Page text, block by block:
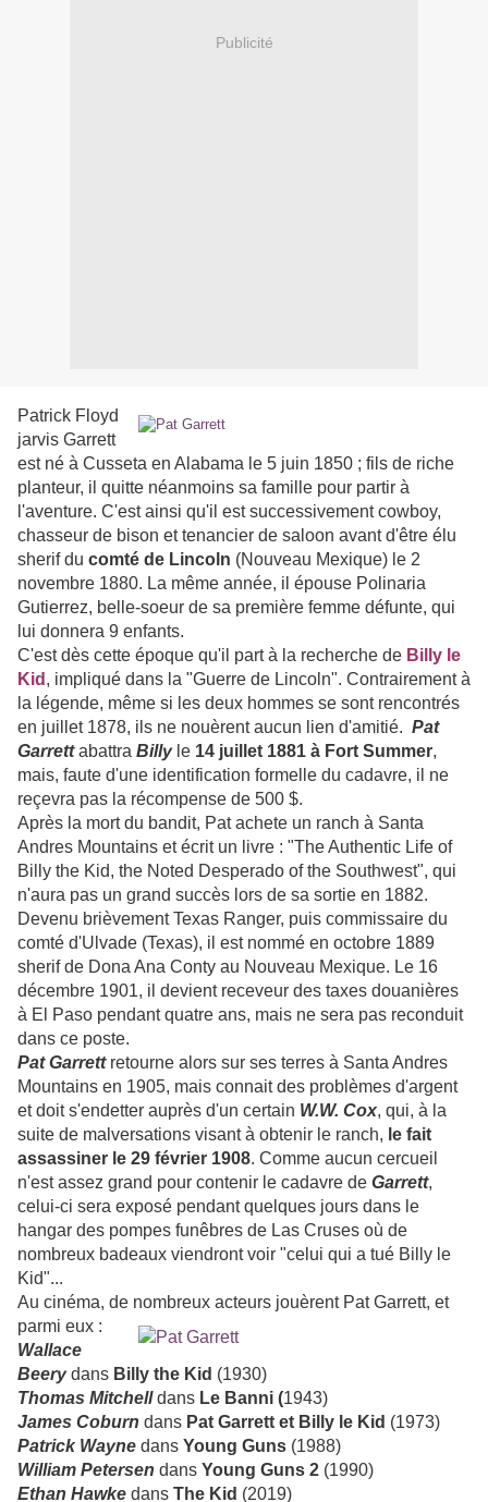
Publicité
Patrick Floyd
jarvis Garrett
est né à Cusseta en Alabama le 5 juin 1850 ; fils de riche
planteur, il quitte néanmoins sa famille pour partir à
l'aventure. C'est ainsi qu'il est successivement cowboy,
chasseur de bison et tenancier de saloon avant d'être élu
sherif du comté de Lincoln (Nouveau Mexique) le 2
novembre 1880. La même année, il épouse Polinaria
Gutierrez, belle-soeur de sa première femme défunte, qui
lui donnera 9 enfants.
C'est dès cette époque qu'il part à la recherche de Billy le
Kid , impliqué dans la "Guerre de Lincoln". Contrairement à
la légende, même si les deux hommes se sont rencontrés
en juillet 1878, ils ne nouèrent aucun lien d'amitié. Pat
Garrett abattra Billy le 14 juillet 1881 à Fort Summer,
mais, faute d'une identification formelle du cadavre, il ne
reçevra pas la récompense de 500 $.
Après la mort du bandit, Pat achete un ranch à Santa
Andres Mountains et écrit un livre : "The Authentic Life of
Billy the Kid, the Noted Desperado of the Southwest", qui
n'aura pas un grand succès lors de sa sortie en 1882.
Devenu brièvement Texas Ranger, puis commissaire du
comté d'Ulvade (Texas), il est nommé en octobre 1889
sherif de Dona Ana Conty au Nouveau Mexique. Le 16
décembre 1901, il devient receveur des taxes douanières
à El Paso pendant quatre ans, mais ne sera pas reconduit
dans ce poste.
Pat Garrett retourne alors sur ses terres à Santa Andres
Mountains en 1905, mais connait des problèmes d'argent
et doit s'endetter auprès d'un certain W.W. Cox, qui, à la
suite de malversations visant à obtenir le ranch, le fait
assassiner le 29 février 1908. Comme aucun cercueil
n'est assez grand pour contenir le cadavre de Garrett,
celui-ci sera exposé pendant quelques jours dans le
hangar des pompes funêbres de Las Cruses où de
nombreux badeaux viendront voir "celui qui a tué Billy le
Kid"...
Au cinéma, de nombreux acteurs jouèrent Pat Garrett, et
parmi eux :
Wallace
Beery dans Billy the Kid (1930)
Thomas Mitchell dans Le Banni (1943)
James Coburn dans Pat Garrett et Billy le Kid (1973)
Patrick Wayne dans Young Guns (1988)
William Petersen dans Young Guns 2 (1990)
Ethan Hawke dans The Kid (2019)